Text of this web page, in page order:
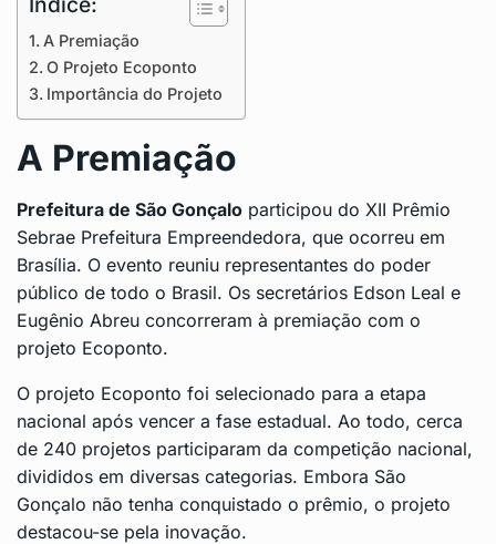
A Premiação
O Projeto Ecoponto
Importância do Projeto
A Premiação
Prefeitura de São Gonçalo participou do XII Prêmio
Sebrae Prefeitura Empreendedora, que ocorreu em
Brasília. O evento reuniu representantes do poder
público de todo o Brasil. Os secretários Edson Leal e
Eugênio Abreu concorreram à premiação com o
projeto Ecoponto.
O projeto Ecoponto foi selecionado para a etapa
nacional após vencer a fase estadual. Ao todo, cerca
de 240 projetos participaram da competição nacional,
divididos em diversas categorias. Embora São
Gonçalo não tenha conquistado o prêmio, o projeto
destacou-se pela inovação.